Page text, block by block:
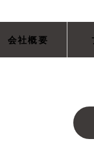
会社概要